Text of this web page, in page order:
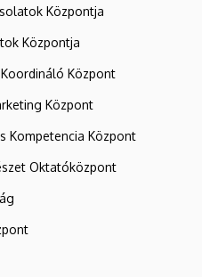
Központja
Központja
Központ
Központ
Kompetencia Központ
Oktatóközpont